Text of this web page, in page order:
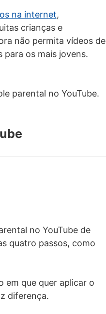
na internet,
crianças e
não permita vídeos de
os mais jovens.
parental no YouTube.
no YouTube de
quatro passos, como
em que quer aplicar o
diferença.